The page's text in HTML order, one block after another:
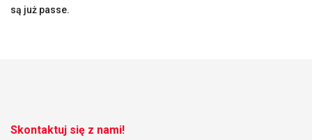
są już passe.
Skontaktuj się z nami!